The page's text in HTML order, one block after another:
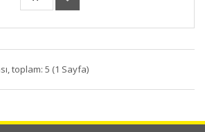
toplam: 5 (1 Sayfa)